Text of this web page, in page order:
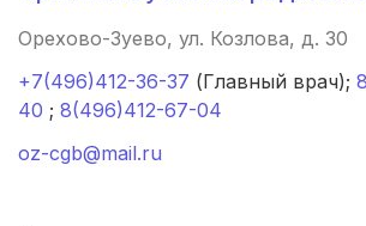
Орехово-Зуево, ул. Козлова, д. 30
+7(496)412-36-37 (Главный врач);
40 ; 8(496)412-67-04
oz-cgb@mail.ru
Липецк(4 роддома)